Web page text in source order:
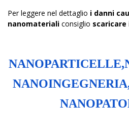
Per leggere nel dettaglio i danni
nanomateriali consiglio